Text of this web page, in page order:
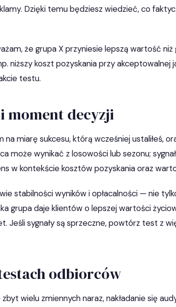
Dzięki temu będziesz wiedzieć, co
że grupa X przyniesie lepszą wartość niż
niższy koszt pozyskania przy akceptowalnej
testu.
decyzji
miarę sukcesu, którą wcześniej ustaliłeś,
może wynikać z losowości lub sezonu;
w kontekście kosztów pozyskania oraz
stabilności wyników i opłacalności — nie
grupa daje klientów o lepszej wartości
Jeśli sygnały są sprzeczne, powtórz test z
odbiorców
wielu zmiennych naraz, nakładanie się